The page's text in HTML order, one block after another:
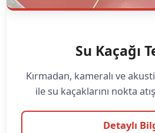
Su Kaçağı
Kırmadan, kameralı ve
ile su kaçaklarını nokta
Detaylı